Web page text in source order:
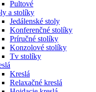
Pultové
a stolíky
Jedálenské stoly
Konferenčné stolíky
Príručné stolíky
Konzolové stolíky
Tv stolíky
Kreslá
Relaxačné kreslá